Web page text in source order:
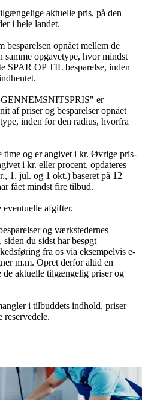
aktuelle pris, på den
i hele landet.
opnået mellem de
samme opgavetype, hvor mindst
SPAR OP TIL besparelse, inden
er
af priser og besparelser opnået
inden for den radius, hvorfra
time og er angivet i kr. Øvrige pris-
i kr. eller procent, opdateres
1. jul. og 1 okt.) baseret på 12
fået mindst fire tilbud.
eventuelle afgifter.
og værkstedernes
du sidst har besøgt
fra os via eksempelvis e-
m.m. Opret derfor altid en
de aktuelle tilgængelig priser og
i tilbuddets indhold, priser
reservedele.